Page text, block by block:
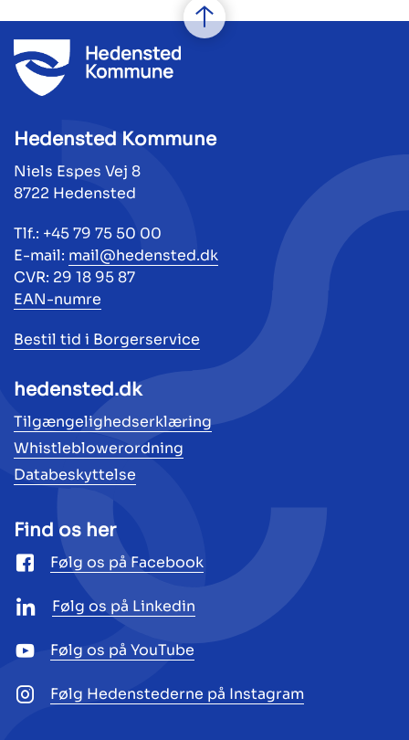
Hedensted Kommune
Niels Espes Vej 8
8722 Hedensted
Tlf.: +45 79 75 50 00
E-mail: mail@hedensted.dk
CVR: 29 18 95 87
EAN-numre
Bestil tid i Borgerservice
hedensted.dk
Tilgængelighedserklæring
Whistleblowerordning
Databeskyttelse
Find os her
Følg os på Facebook
Følg os på Linkedin
Følg os på YouTube
Følg Hedenstederne på Instagram